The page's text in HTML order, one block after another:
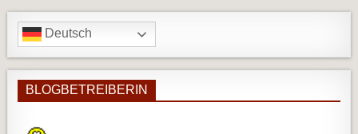
Deutsch
BLOGBETREIBERIN